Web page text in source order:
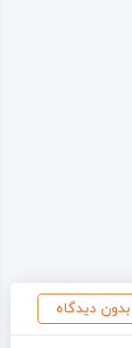
بدون دیدگاه